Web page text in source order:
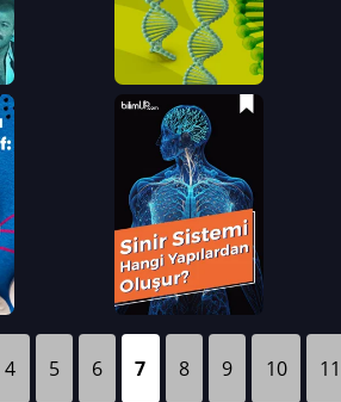
4 5 6 7 8 9 10 11